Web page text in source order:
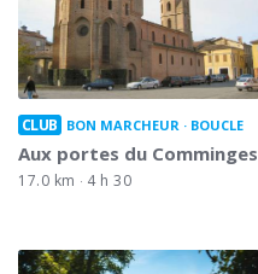
CLUB BON MARCHEUR BOUCLE
Aux portes du Comminges
17.0 km 4 h 30